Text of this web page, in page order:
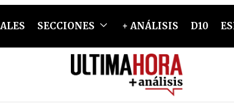
SECCIONES + ANÁLISIS D10